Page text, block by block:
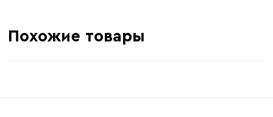
Похожие товары